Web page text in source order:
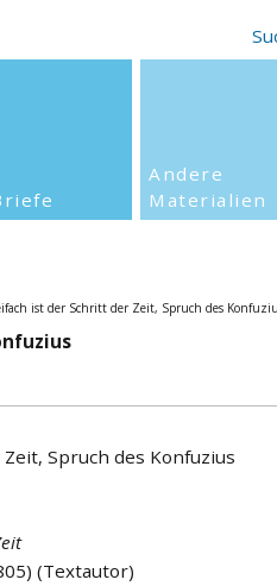
Andere
Materialien
ist der Schritt der Zeit, Spruch des
Spruch des Konfuzius
(Textautor)